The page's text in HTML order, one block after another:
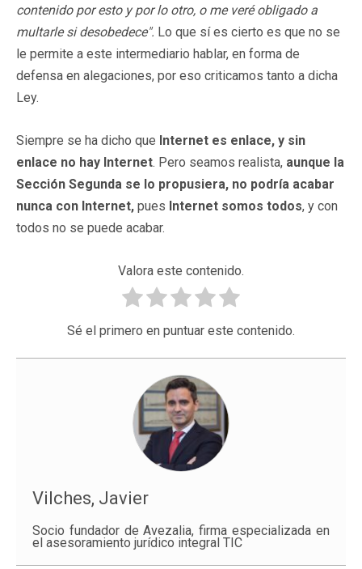
contenido por esto y por lo otro, o me veré obligado a
multarle si desobedece". Lo que sí es cierto es que no se
le permite a este intermediario hablar, en forma de
defensa en alegaciones, por eso criticamos tanto a dicha
Ley.
Siempre se ha dicho que Internet es enlace, y sin
enlace no hay Internet. Pero seamos realista, aunque la
Sección Segunda se lo propusiera, no podría acabar
nunca con Internet, pues Internet somos todos, y con
todos no se puede acabar.
Valora este contenido.
Sé el primero en puntuar este contenido.
Vilches, Javier
Socio fundador de Avezalia, firma especializada en
el asesoramiento jurídico integral TIC